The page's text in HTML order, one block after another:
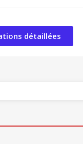
détaillées